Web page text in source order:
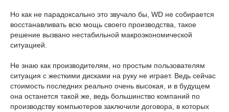
Но как не парадоксально это звучало бы, WD не собирается
восстанавливать всю мощь своего производства, такое
решение вызвано нестабильной макроэкономической
ситуацией.
Не знаю как производителям, но простым пользователям
ситуация с жесткими дисками на руку не играет. Ведь сейчас
стоимость последних реально очень высокая, и в будущем
она останется такой же, ведь большинство компаний по
производству компьютеров заключили договора, в которых